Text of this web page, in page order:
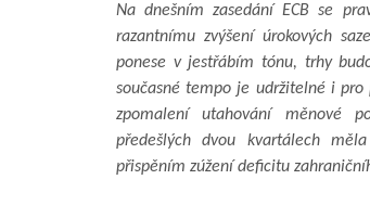
Na dnešním zasedání ECB se
razantnímu zvýšení úrokových
ponese v jestřábím tónu, trhy
současné tempo je udržitelné i
zpomalení utahování měnové
předešlých dvou kvartálech
přispěním zúžení deficitu